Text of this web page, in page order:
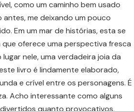
como um caminho bem usado
me deixando um pouco
Em um mar de histórias, esta se
oferece uma perspectiva fresca
nele, uma verdadeira joia da
livro é lindamente elaborado,
e crível entre os personagens. É
Acho interessante como alguns
quanto provocativos,